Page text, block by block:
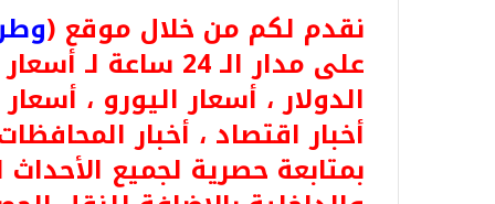
نقدم لكم من خلال موقع (
على مدار الـ 24
الدولار ، أسعار اليورو ،
أخبار اقتصاد ، أخبار
بمتابعة حصرية لجميع